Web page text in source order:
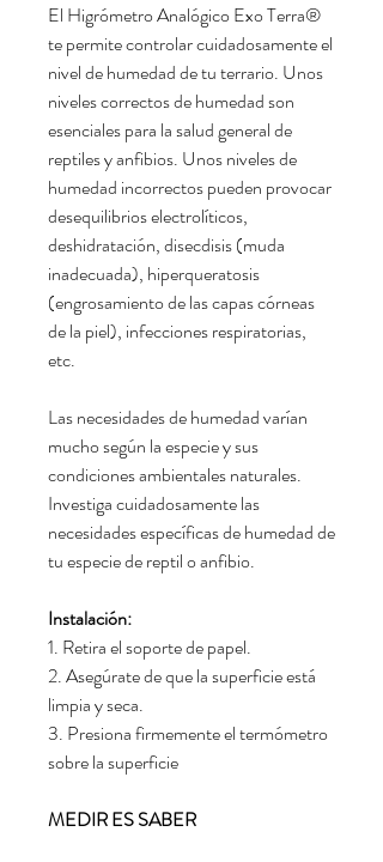
El Higrómetro Analógico Exo Terra®
te permite controlar cuidadosamente el
nivel de humedad de tu terrario. Unos
niveles correctos de humedad son
esenciales para la salud general de
reptiles y anfibios. Unos niveles de
humedad incorrectos pueden provocar
desequilibrios electrolíticos,
deshidratación, disecdisis (muda
inadecuada), hiperqueratosis
(engrosamiento de las capas córneas
de la piel), infecciones respiratorias,
etc.
Las necesidades de humedad varían
mucho según la especie y sus
condiciones ambientales naturales.
Investiga cuidadosamente las
necesidades específicas de humedad de
tu especie de reptil o anfibio.
Instalación:
1. Retira el soporte de papel.
2. Asegúrate de que la superficie está
limpia y seca.
3. Presiona firmemente el termómetro
sobre la superficie
MEDIR ES SABER